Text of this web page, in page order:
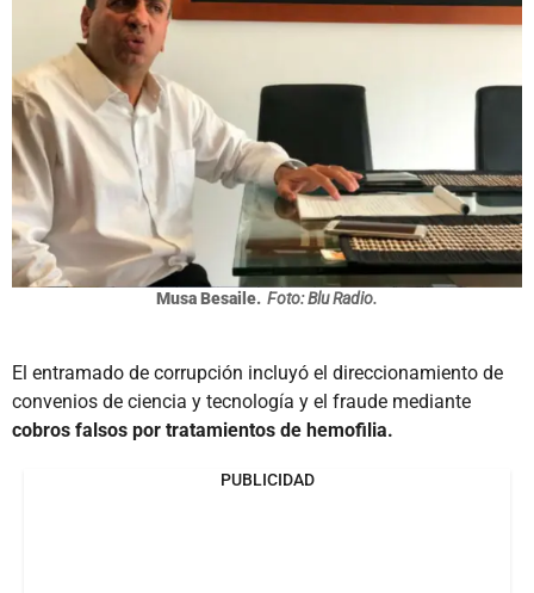
Musa Besaile. Foto: Blu Radio.
El entramado de corrupción incluyó el direccionamiento de
convenios de ciencia y tecnología y el fraude mediante
cobros falsos por tratamientos de hemofilia.
PUBLICIDAD